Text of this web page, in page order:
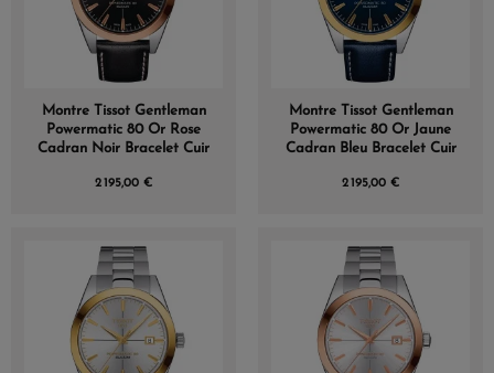
Montre Tissot Gentleman
Powermatic 80 Or Rose
Cadran Noir Bracelet Cuir
2 195,00 €
Montre Tissot Gentleman
Powermatic 80 Or Jaune
Cadran Bleu Bracelet Cuir
2 195,00 €